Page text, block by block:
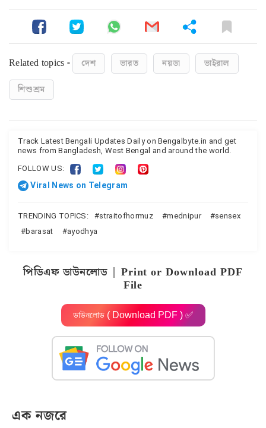
Related topics - দেশ ভারত নয়ডা
ভাইরাল
শিশুশ্রম
Track Latest Bengali Updates Daily on Bengalbyte.in and get
news from Bangladesh, West Bengal and around the world.
FOLLOW US:
Viral News on Telegram
TRENDING TOPICS: straitofhormuz mednipur
sensex
barasat
ayodhya
পিডিএফ ডাউনলোড | Print or Download PDF
File
ডাউনলোড ( Download PDF ) ✅
এক নজরে